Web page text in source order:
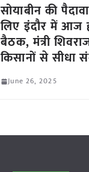
सोयाबीन की
लिए इंदौर में आज
बैठक, मंत्री
किसानों से सीधा
June 26, 2025